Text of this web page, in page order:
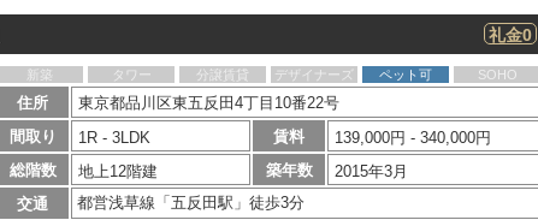
礼金0
新築 タワー 分譲賃貸 デザイナーズ ペット可 SOHO
住所
東京都品川区東五反田4丁目10番22号
間取り
1R - 3LDK 賃料
139,000円 - 340,000円
総階数
地上12階建 築年数
2015年3月
交通
都営浅草線「五反田駅」徒歩3分